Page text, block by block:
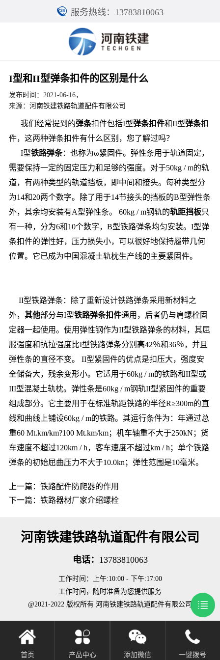
服务热线：13783810063
I型和II型弹条扣件的区别是什么
发布时间：2021-06-16，
来源： 河南铁建铁路轨道配件有限公司
我们经常提到的弹条扣件包括I型弹条扣件和II型弹条扣
件，这两种弹条扣件有什么区别，您了解过吗？
I型铁路弹条：也称为ω紧固件。弹性条用于轨道固定，
需要保持一定的固定压力和足够的强度。对于50kg / m的轨
道，有两种类型的轨道挡板，即中间和接头。每种类型分
为14和20两个数字。除了用于14节接头的挡板的B型弹性条
外，其余均安装有A型弹性条。 60kg / m钢轨的轨距挡板只
有一种，分为6和10个数字，B型铁路弹条均匀安装。I型弹
条扣件的弹性好，压力损失小，可以很好地保持履带几何
位置。它已成为中国混凝土轨枕生产线的主要紧固件。
II型铁路弹条：除了重新设计铁路弹条采用新材料之
外， 其他部分与I型铁路弹条扣件通用，后者仍与肩螺栓固
定器一起使用。使用弹性钢作为II型铁路弹条的材料，其屈
服强度和抗拉强度比I型铁路弹条分别高42％和36％，并且
弹性条的直径不变。 II型紧固件的优点是扣压大，强度安
全储备大，残余变形小。它适用于60kg / m的铁路和II型或
III型混凝土轨枕。弹性条是60kg / m钢轨II型紧固件的重要
组成部分。它主要用于在标准轨距铁路的半径R≥300m的直
线和曲线上铺设60kg / m的铁路。其运行条件为：年通过总
重60 Mt.km/km?100 Mt.km/km；机车轴重不大于250kN；货
车速度不超过120km / h，客车速度不超过km / h；单个铁路
弹条的初始屈曲压力不大于10.0kn；弹性范围是10毫米。
上一篇： 铁路配件防爬器的作用
下一篇： 铁路器材厂家介绍螺栓
河南铁建铁路轨道配件有限公司
电话： 13783810063
工作时间：上午:10:00 - 下午:17:00
工作时间，随时准备为您提供服务
@2021-2022 版权所有 河南铁建铁路轨道配件有限公司
首页 产品中心 添加微信 一键拨号